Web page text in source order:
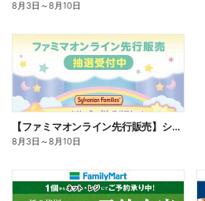
8月3日 ～8月10日
【ファミマオンライン先行販売】シルバニアファミリー
8月3日 ～8月10日